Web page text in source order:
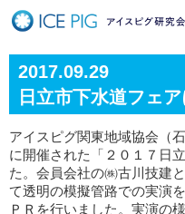
2017.09.29
日立市下水道フェ
アイスピグ関東地域協会（
に開催された「２０１７日
た。会員会社の㈱古川技建
て透明の模擬管路での実演
ＰＲを行いました。実演の